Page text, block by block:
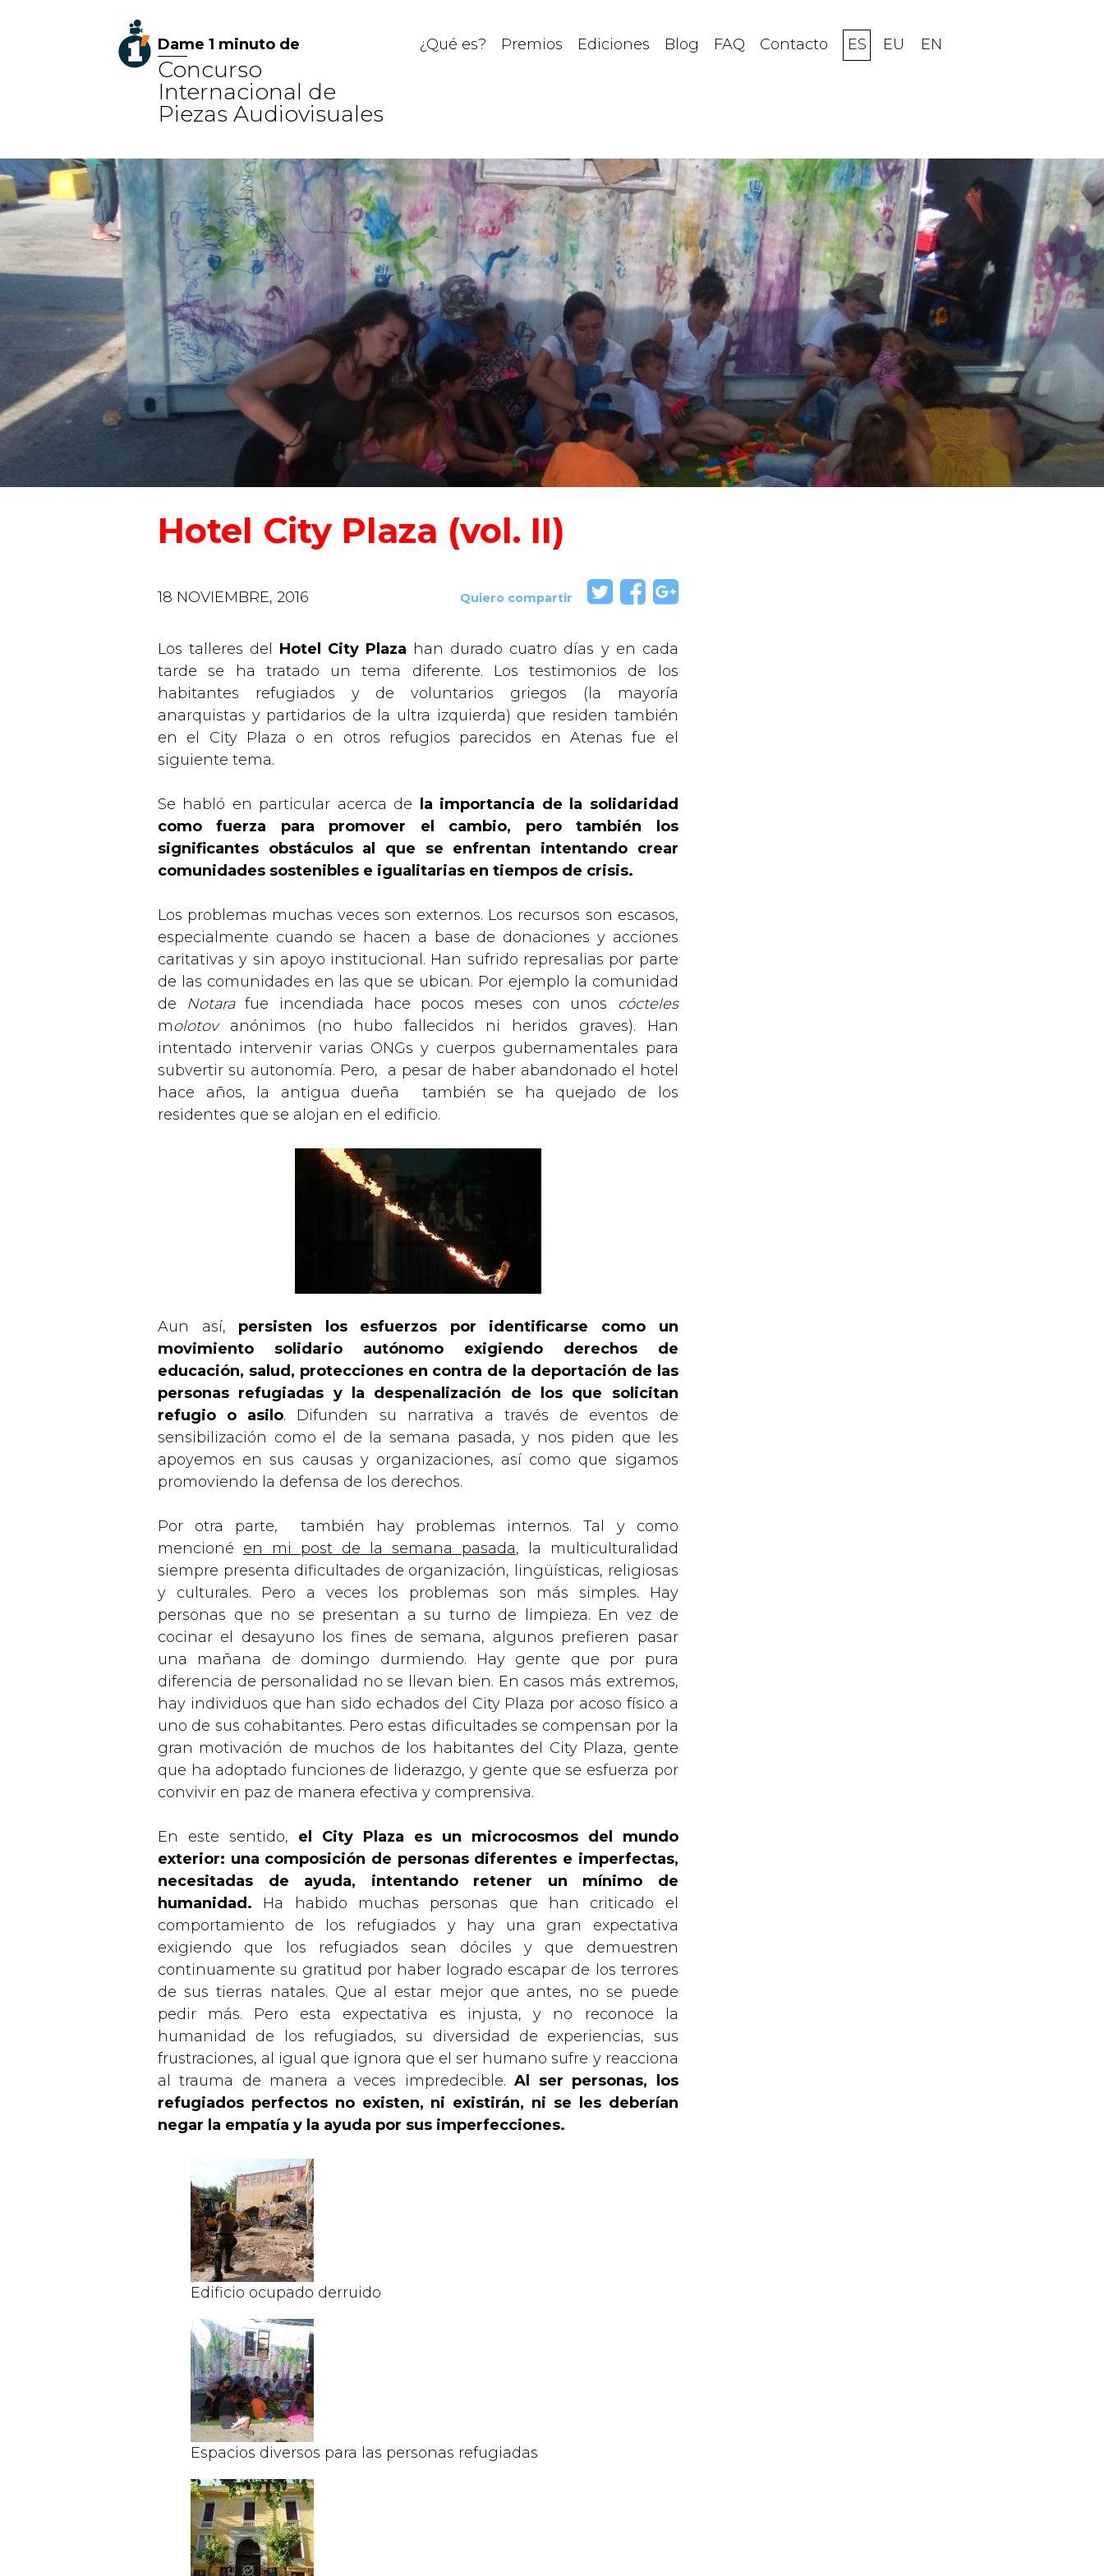
Dame 1 minuto de
Concurso
Internacional de
Piezas Audiovisuales
¿Qué es? Premios Ediciones Blog FAQ Contacto ES EU EN
Hotel City Plaza (vol. II)
18 NOVIEMBRE, 2016 Quiero compartir
Los talleres del Hotel City Plaza han durado cuatro días y en cada
tarde se ha tratado un tema diferente. Los testimonios de los
habitantes refugiados y de voluntarios griegos (la mayoría
anarquistas y partidarios de la ultra izquierda) que residen también
en el City Plaza o en otros refugios parecidos en Atenas fue el
siguiente tema.
Se habló en particular acerca de
la importancia de la solidaridad
como fuerza para promover el cambio, pero también los
significantes obstáculos al que se enfrentan intentando crear
comunidades sostenibles e igualitarias en tiempos de crisis.
Los problemas muchas veces son externos. Los recursos son escasos,
especialmente cuando se hacen a base de donaciones y acciones
caritativas y sin apoyo institucional. Han sufrido represalias por parte
de las comunidades en las que se ubican. Por ejemplo la comunidad
de Notarafue incendiada hace pocos meses con unos
cócteles
molotovanónimos (no hubo fallecidos ni heridos graves). Han
intentado intervenir varias ONGs y cuerpos gubernamentales para
subvertir su autonomía. Pero, a pesar de haber abandonado el hotel
hace años, la antigua dueña también se ha quejado de los
residentes que se alojan en el edificio.
Aun así, persisten los esfuerzos por identificarse como un
movimiento solidario autónomo exigiendo derechos de
educación, salud, protecciones en contra de la deportación de las
personas refugiadas y la despenalización de los que solicitan
refugio o asilo. Difunden su narrativa a través de eventos de
sensibilización como el de la semana pasada, y nos piden que les
apoyemos en sus causas y organizaciones, así como que sigamos
promoviendo la defensa de los derechos.
Por otra parte, también hay problemas internos. Tal y como
mencioné en mi post de la semana pasada, la multiculturalidad
siempre presenta dificultades de organización, lingüísticas, religiosas
y culturales. Pero a veces los problemas son más simples. Hay
personas que no se presentan a su turno de limpieza. En vez de
cocinar el desayuno los fines de semana, algunos prefieren pasar
una mañana de domingo durmiendo. Hay gente que por pura
diferencia de personalidad no se llevan bien. En casos más extremos,
hay individuos que han sido echados del City Plaza por acoso físico a
uno de sus cohabitantes. Pero estas dificultades se compensan por la
gran motivación de muchos de los habitantes del City Plaza, gente
que ha adoptado funciones de liderazgo, y gente que se esfuerza por
convivir en paz de manera efectiva y comprensiva.
En este sentido, el City Plaza es un microcosmos del mundo
exterior: una composición de personas diferentes e imperfectas,
necesitadas de ayuda, intentando retener un mínimo de
humanidad. Ha habido muchas personas que han criticado el
comportamiento de los refugiados y hay una gran expectativa
exigiendo que los refugiados sean dóciles y que demuestren
continuamente su gratitud por haber logrado escapar de los terrores
de sus tierras natales. Que al estar mejor que antes, no se puede
pedir más. Pero esta expectativa es injusta, y no reconoce la
humanidad de los refugiados, su diversidad de experiencias, sus
frustraciones, al igual que ignora que el ser humano sufre y reacciona
al trauma de manera a veces impredecible. Al ser personas, los
refugiados perfectos no existen, ni existirán, ni se les deberían
negar la empatía y la ayuda por sus imperfecciones.
Edificio ocupado derruido
Espacios diversos para las personas refugiadas